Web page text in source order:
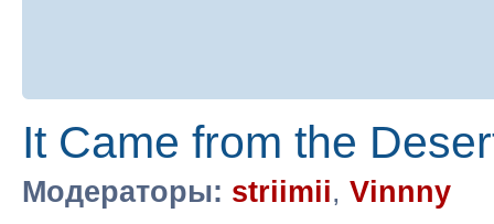
It Came from the
Модераторы: striimii, Vinnny